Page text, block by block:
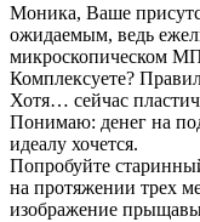
Моника, Ваше
ожидаемым, ведь
микроскопическом
Комплексуете?
Хотя… сейчас
Понимаю: денег на
идеалу хочется.
Попробуйте
на протяжении трех
изображение